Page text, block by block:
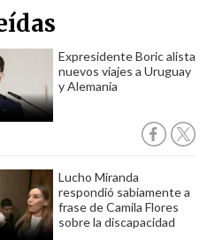
Expresidente Boric alista
nuevos viajes a Uruguay
y Alemania
Lucho Miranda
respondió sabiamente a
frase de Camila Flores
sobre la discapacidad